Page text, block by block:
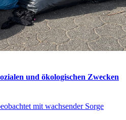
und ökologischen Zwecken
mit wachsender Sorge